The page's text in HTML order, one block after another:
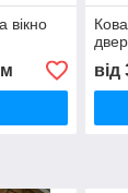
вікно
від